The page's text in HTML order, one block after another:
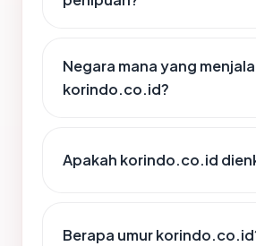
Negara mana yang
korindo.co.id?
Apakah korindo.co.id
Berapa umur